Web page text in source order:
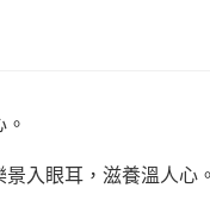
入眼耳，滋養溫人心。